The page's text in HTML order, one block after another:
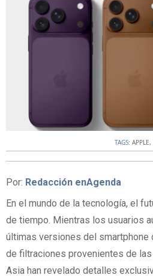
TAGS: APPLE,
Por: Redacción enAgenda
En el mundo de la tecnología, el
de tiempo. Mientras los usuarios
últimas versiones del smartphone
de filtraciones provenientes de
Asia han revelado detalles